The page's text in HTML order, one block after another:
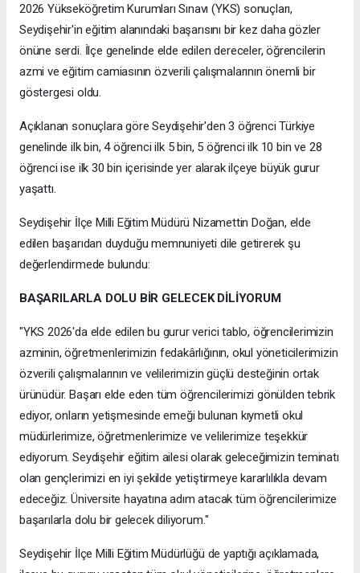
2026 Yükseköğretim Kurumları Sınavı (YKS) sonuçları,
Seydişehir'in eğitim alanındaki başarısını bir kez daha gözler
önüne serdi. İlçe genelinde elde edilen dereceler, öğrencilerin
azmi ve eğitim camiasının özverili çalışmalarının önemli bir
göstergesi oldu.
Açıklanan sonuçlara göre Seydişehir'den 3 öğrenci Türkiye
genelinde ilk bin, 4 öğrenci ilk 5 bin, 5 öğrenci ilk 10 bin ve 28
öğrenci ise ilk 30 bin içerisinde yer alarak ilçeye büyük gurur
yaşattı.
Seydişehir İlçe Milli Eğitim Müdürü Nizamettin Doğan, elde
edilen başarıdan duyduğu memnuniyeti dile getirerek şu
değerlendirmede bulundu:
BAŞARILARLA DOLU BİR GELECEK DİLİYORUM
"YKS 2026'da elde edilen bu gurur verici tablo, öğrencilerimizin
azminin, öğretmenlerimizin fedakârlığının, okul yöneticilerimizin
özverili çalışmalarının ve velilerimizin güçlü desteğinin ortak
ürünüdür. Başarı elde eden tüm öğrencilerimizi gönülden tebrik
ediyor, onların yetişmesinde emeği bulunan kıymetli okul
müdürlerimize, öğretmenlerimize ve velilerimize teşekkür
ediyorum. Seydişehir eğitim ailesi olarak geleceğimizin teminatı
olan gençlerimizi en iyi şekilde yetiştirmeye kararlılıkla devam
edeceğiz. Üniversite hayatına adım atacak tüm öğrencilerimize
başarılarla dolu bir gelecek diliyorum."
Seydişehir İlçe Milli Eğitim Müdürlüğü de yaptığı açıklamada,